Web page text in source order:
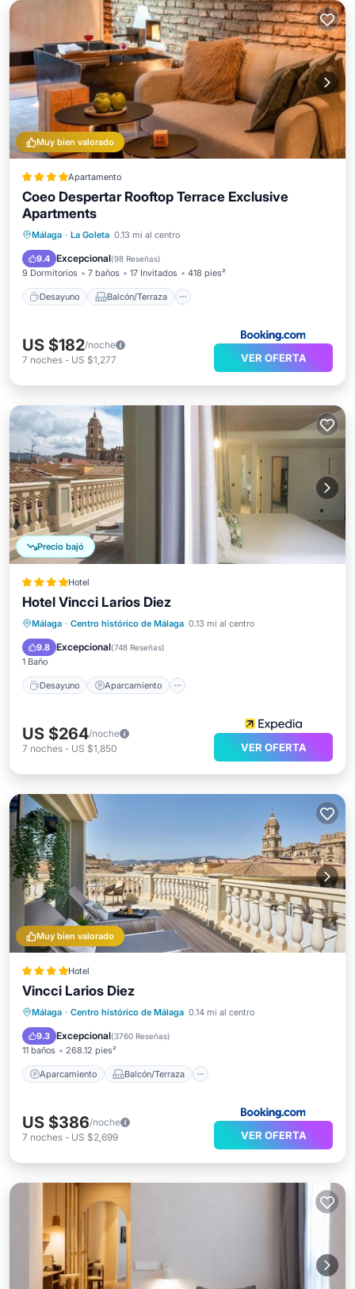
Muy bien valorado
Apartamento
Coeo Despertar Rooftop Terrace Exclusive
Apartments
Málaga · La Goleta 0.13 mi al centro
9.4 Excepcional(98 Reseñas)
9 Dormitorios 7 baños 17 Invitados 418 pies²
Desayuno Balcón/Terraza
Desayuno
Balcón/Terraza
Aire acondicionado
US $182/noche
7 noches - US $1,277 VER OFERTA
Precio bajó
Hotel
Hotel Vincci Larios Diez
Málaga · Centro histórico de Málaga 0.13 mi al centro
9.8 Excepcional(748 Reseñas)
1 Baño
Desayuno Aparcamiento
Desayuno
Aparcamiento
Aire acondicionado
US $264/noche
7 noches - US $1,850 VER OFERTA
Muy bien valorado
Hotel
Vincci Larios Diez
Málaga · Centro histórico de Málaga 0.14 mi al centro
9.3 Excepcional(3760 Reseñas)
11 baños 268.12 pies²
Aparcamiento Balcón/Terraza
Aparcamiento
Balcón/Terraza
Aire acondicionado
US $386/noche
7 noches - US $2,699 VER OFERTA